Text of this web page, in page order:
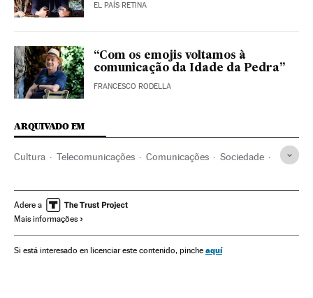
EL PAÍS RETINA
“Com os emojis voltamos à
comunicação da Idade da Pedra”
FRANCESCO RODELLA
ARQUIVADO EM
Cultura Telecomunicações Comunicações Sociedade
Família Livros Literatura
Adere a
Mais informações
Si está interesado en licenciar este contenido, pinche aquí